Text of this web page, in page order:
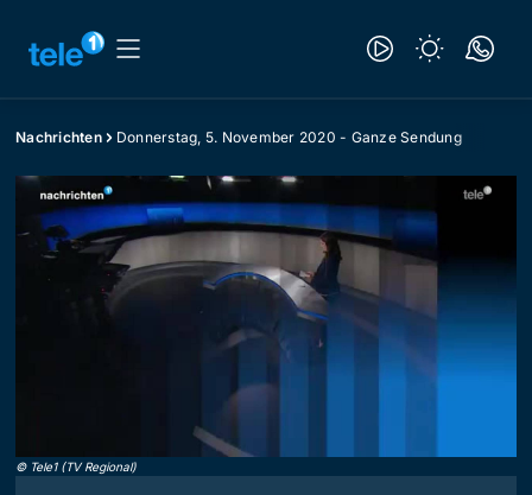
Nachrichten Donnerstag, 5. November 2020 - Ganze Sendung
© Tele1 (TV Regional)